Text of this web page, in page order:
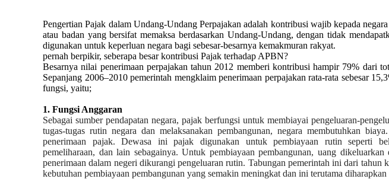
Pengertian Pajak dalam Undang-Undang Perpajakan adalah kontribusi wajib kepada
atau badan yang bersifat memaksa berdasarkan Undang-Undang, dengan tidak
digunakan untuk keperluan negara bagi sebesar-besarnya kemakmuran rakyat.
pernah berpikir, seberapa besar kontribusi Pajak terhadap APBN?
Besarnya nilai penerimaan perpajakan tahun 2012 memberi kontribusi hampir 79% dari
Sepanjang 2006–2010 pemerintah mengklaim penerimaan perpajakan rata-rata sebesar
fungsi, yaitu;
1. Fungsi Anggaran
Sebagai sumber pendapatan negara, pajak berfungsi untuk membiayai pengeluaran-
tugas-tugas rutin negara dan melaksanakan pembangunan, negara membutuhkan
penerimaan pajak. Dewasa ini pajak digunakan untuk pembiayaan rutin seperti
pemeliharaan, dan lain sebagainya. Untuk pembiayaan pembangunan, uang
penerimaan dalam negeri dikurangi pengeluaran rutin. Tabungan pemerintah ini dari tahun
kebutuhan pembiayaan pembangunan yang semakin meningkat dan ini terutama